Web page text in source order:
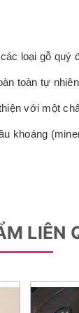
loại gỗ quý
toàn tự
với một
khoáng
LIÊN